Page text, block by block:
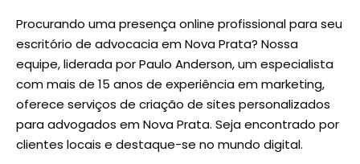
Procurando uma presença online profissional para seu
escritório de advocacia em Nova Prata? Nossa
equipe, liderada porPaulo Anderson, um especialista
com mais de 15 anos de experiência em marketing,
oferece serviços de criação de sites personalizados
para advogados em Nova Prata. Seja encontrado por
clientes locais e destaque-se no mundo digital.